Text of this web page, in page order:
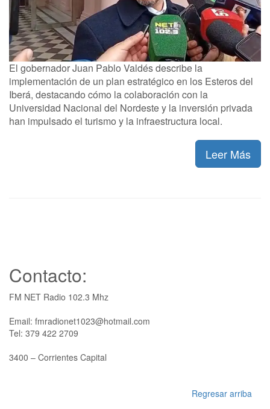
El gobernador Juan Pablo Valdés describe la
implementación de un plan estratégico en los Esteros del
Iberá, destacando cómo la colaboración con la
Universidad Nacional del Nordeste y la inversión privada
han impulsado el turismo y la infraestructura local.
Leer Más
Contacto:
FM NET Radio 102.3 Mhz
Email: fmradionet1023@hotmail.com
Tel: 379 422 2709
3400 – Corrientes Capital
Regresar arriba